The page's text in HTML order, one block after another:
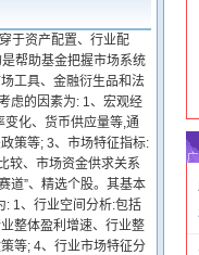
于资产配置、行业配
帮助基金把握市场系统
工具、金融衍生品和法
虑的因素为: 1、宏观经
化、货币供应量等,通
策等; 3、市场特征指标:
较、市场资金供求关系
道”、精选个股。其基本
: 1、行业空间分析:包括
整体盈利增速、行业整
等; 4、行业市场特征分